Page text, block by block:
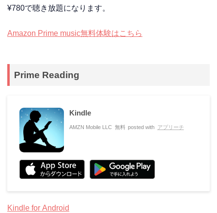
¥780で聴き放題になります。
Amazon Prime music無料体験はこちら
Prime Reading
Kindle
AMZN Mobile LLC 無料 posted with アプリーチ
Kindle for Android